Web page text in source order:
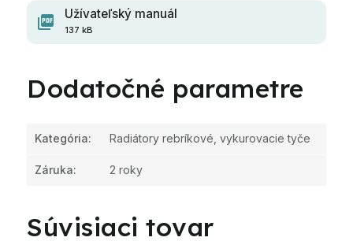
Užívateľský manuál
137 kB
Dodatočné parametre
Kategória: Radiátory rebríkové, vykurovacie tyče
Záruka: 2 roky
Súvisiaci tovar